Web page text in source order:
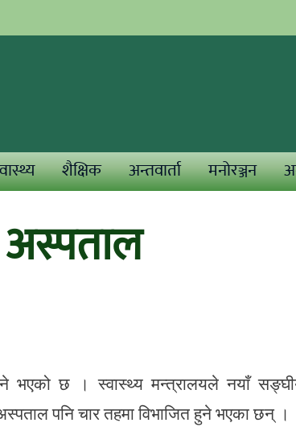
शैक्षिक अन्तवार्ता मनोरञ्जन
भएको छ । स्वास्थ्य मन्त्रालयले नयाँ
पनि चार तहमा विभाजित हुने भएका छन् ।